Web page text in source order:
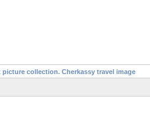
collection. Cherkassy travel image